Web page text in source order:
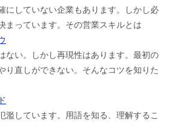
にしていない企業もあります。しかし必
まっています。その営業スキルとは
ない。しかし再現性はあります。最初の
り直しができない。そんなコツを知りた
濫しています。用語を知る、理解するこ